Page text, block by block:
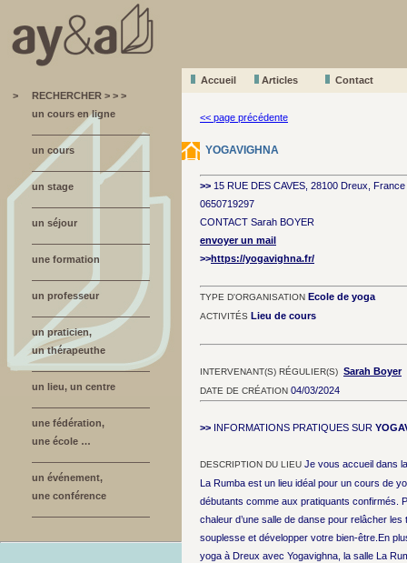
Accueil Articles
Contact
>
RECHERCHER > > >
un cours en ligne
un cours
un stage
un séjour
une formation
un professeur
un praticien,
un thérapeuthe
un lieu, un centre
une fédération,
une école …
un événement,
une conférence
<< page précédente
YOGAVIGHNA
>> 15 RUE DES CAVES, 28100 Dreux, France
0650719297
CONTACT Sarah BOYER
envoyer un mail
>>https://yogavighna.fr/
TYPE D'ORGANISATION Ecole de yoga
ACTIVITÉS Lieu de cours
INTERVENANT(S) RÉGULIER(S) Sarah Boyer
DATE DE CRÉATION 04/03/2024
>> INFORMATIONS PRATIQUES SUR
DESCRIPTION DU LIEU Je vous accueil dans
La Rumba est un lieu idéal pour un cours de
débutants comme aux pratiquants confirmés.
chaleur d’une salle de danse pour relâcher
souplesse et développer votre bien-être.En
yoga à Dreux avec Yogavighna, la salle La